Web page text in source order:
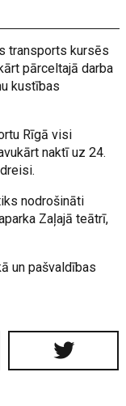
transports kursēs
pārceltajā darba
kustības
Rīgā visi
naktī uz 24.
nodrošināti
Zaļajā teātrī,
un pašvaldības